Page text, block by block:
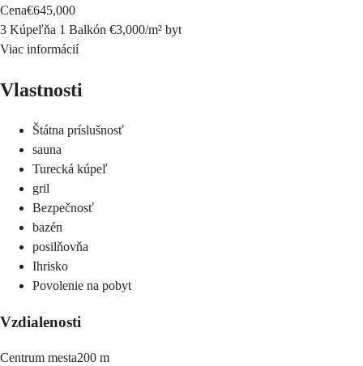
Cena€645,000
3 Kúpeľňa 1 Balkón €3,000/m² byt
Viac informácií
Vlastnosti
Štátna príslušnosť
sauna
Turecká kúpeľ
gril
Bezpečnosť
bazén
posilňovňa
Ihrisko
Povolenie na pobyt
Vzdialenosti
Centrum mesta200 m